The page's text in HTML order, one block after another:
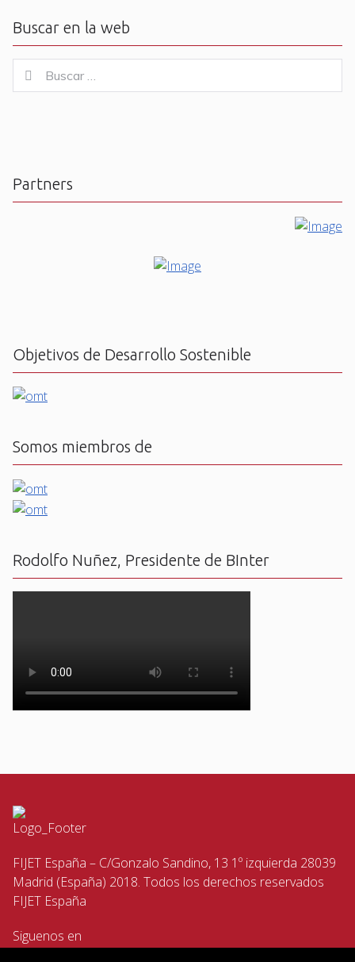
Buscar en la web
for:
Buscar
Partners
Objetivos de Desarrollo Sostenible
Somos miembros de
Rodolfo Nuñez, Presidente de BInter
FIJET España – C/Gonzalo Sandino, 13 1º izquierda 28039
Madrid (España) 2018. Todos los derechos reservados
FIJET España
Siguenos en